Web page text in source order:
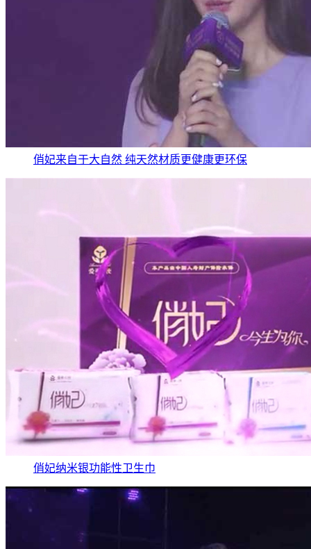
俏妃来自于大自然 纯天然材质更健康更环保
俏妃纳米银功能性卫生巾